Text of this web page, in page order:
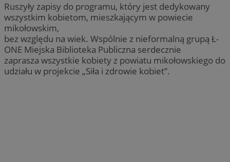
Ruszyły zapisy do programu, który jest dedykowany
wszystkim kobietom, mieszkającym w powiecie
mikołowskim,
bez względu na wiek. Wspólnie z nieformalną grupą Ł-
ONE Miejska Biblioteka Publiczna serdecznie
zaprasza wszystkie kobiety z powiatu mikołowskiego do
udziału w projekcie „Siła i zdrowie kobiet”.